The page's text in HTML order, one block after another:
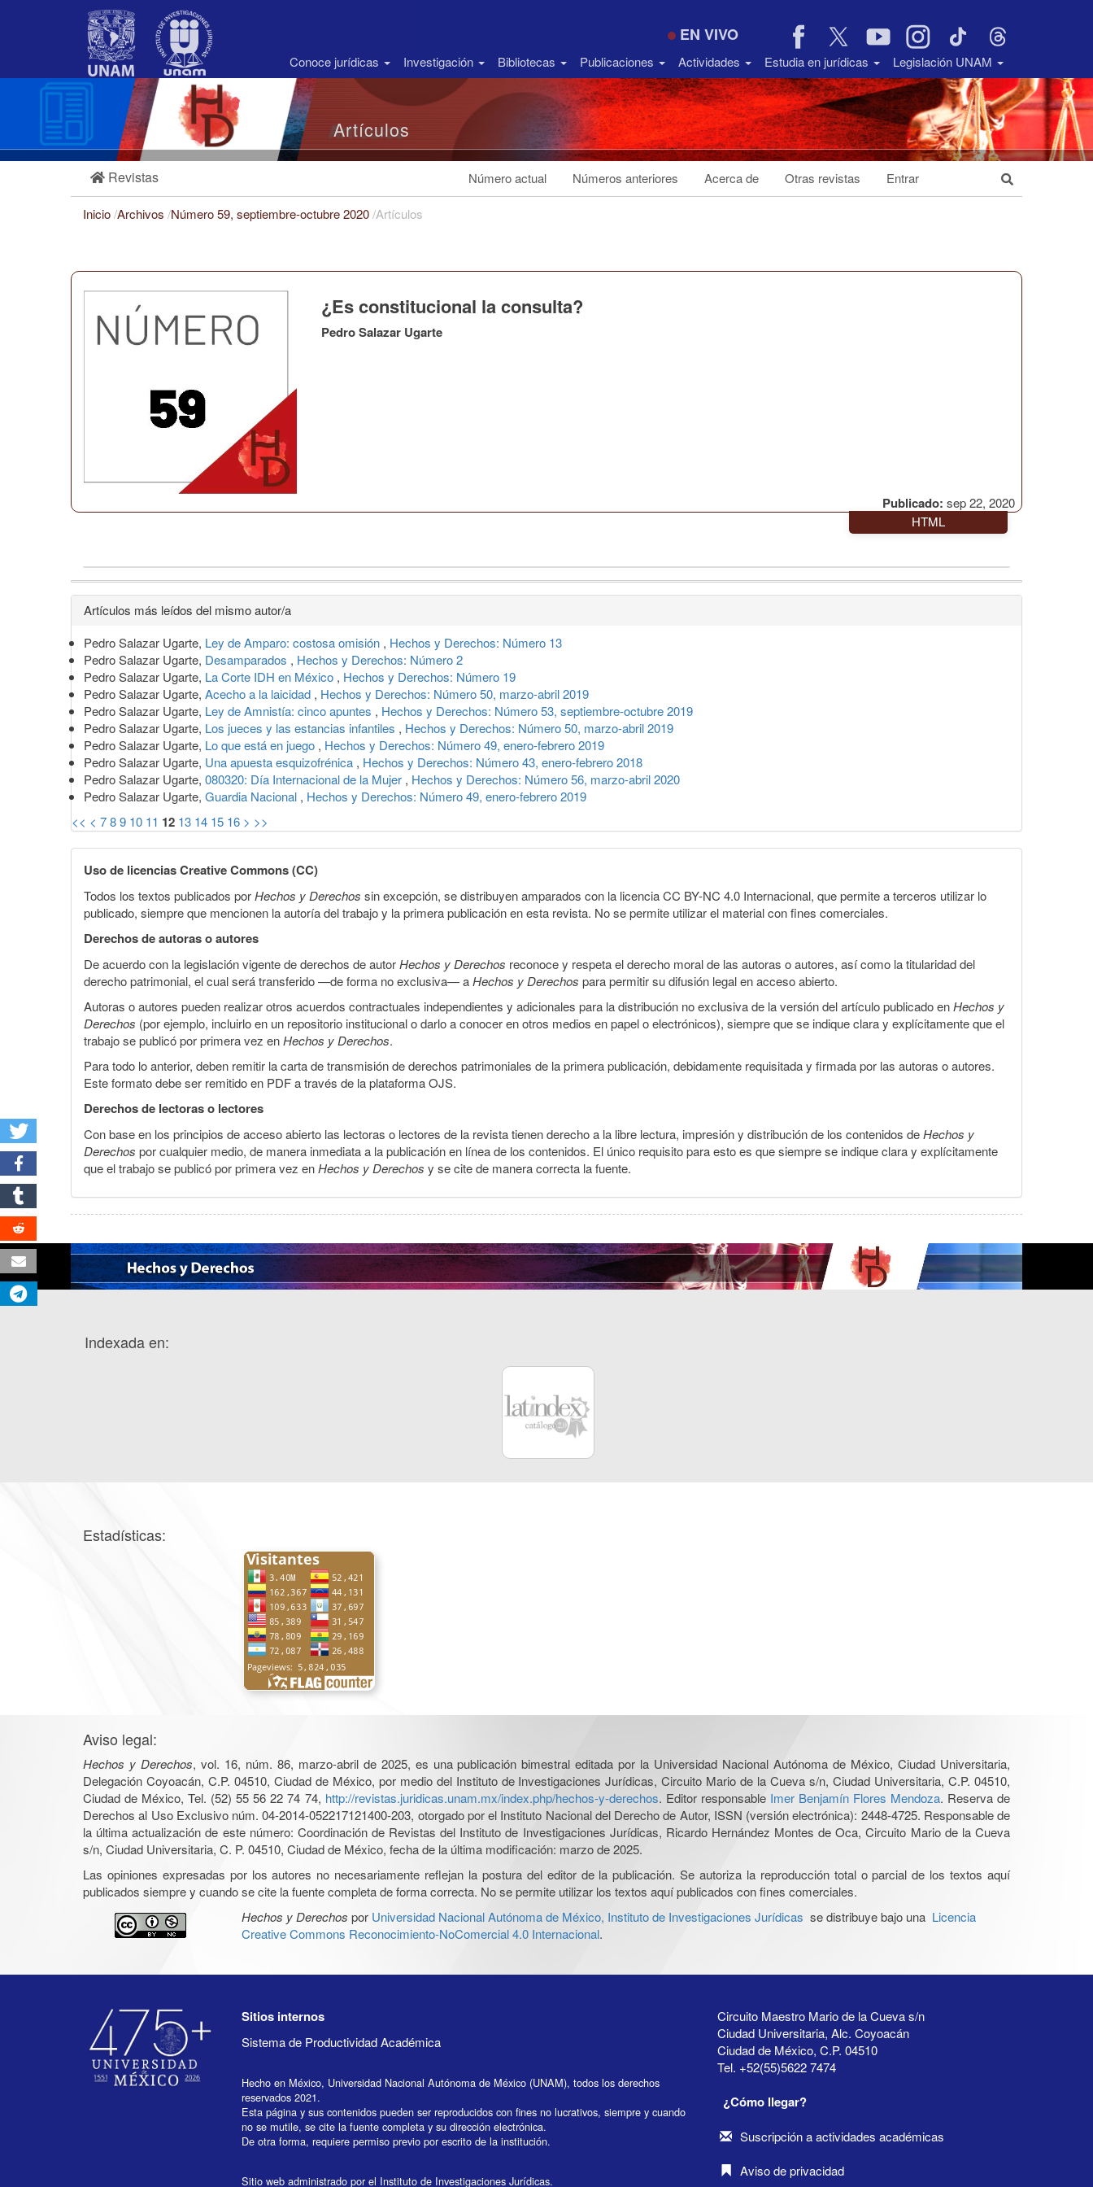
Barra
EN VIVO
Conoce jurídicas Investigación Bibliotecas Publicaciones Actividades Estudia en jurídicas Legislación UNAM
Artículos
Revistas Número actual Números anteriores Acerca de Otras revistas Entrar
Inicio/Archivos /Número 59, septiembre-octubre 2020/Artículos
Publicado: sep 22, 2020
¿Es constitucional la consulta?
Pedro Salazar Ugarte
HTML
Detalles
del
artículo
Artículos más leídos del mismo autor/a
Pedro Salazar Ugarte, Ley de Amparo: costosa omisión , Hechos y Derechos: Número 13
Pedro Salazar Ugarte, Desamparados , Hechos y Derechos: Número 2
Pedro Salazar Ugarte, La Corte IDH en México , Hechos y Derechos: Número 19
Pedro Salazar Ugarte, Acecho a la laicidad , Hechos y Derechos: Número 50, marzo-abril 2019
Pedro Salazar Ugarte, Ley de Amnistía: cinco apuntes , Hechos y Derechos: Número 53, septiembre-octubre 2019
Pedro Salazar Ugarte, Los jueces y las estancias infantiles , Hechos y Derechos: Número 50, marzo-abril 2019
Pedro Salazar Ugarte, Lo que está en juego , Hechos y Derechos: Número 49, enero-febrero 2019
Pedro Salazar Ugarte, Una apuesta esquizofrénica , Hechos y Derechos: Número 43, enero-febrero 2018
Pedro Salazar Ugarte, 080320: Día Internacional de la Mujer , Hechos y Derechos: Número 56, marzo-abril 2020
Pedro Salazar Ugarte, Guardia Nacional , Hechos y Derechos: Número 49, enero-febrero 2019
<< < 789 10 11 12 13 14 15 16 > >>
Uso de licencias Creative Commons (CC)
Todos los textos publicados porHechos y Derechos sin excepción, se distribuyen amparados con la licencia CC BY-NC 4.0 Internacional, que permite a terceros utilizar lo
publicado, siempre que mencionen la autoría del trabajo y la primera publicación en esta revista. No se permite utilizar el material con fines comerciales.
Derechos de autoras o autores
De acuerdo con la legislación vigente de derechos de autorHechos y Derechos reconoce y respeta el derecho moral de las autoras o autores, así como la titularidad del
derecho patrimonial, el cual será transferido —de forma no exclusiva— aHechos y Derechos para permitir su difusión legal en acceso abierto.
Autoras o autores pueden realizar otros acuerdos contractuales independientes y adicionales para la distribución no exclusiva de la versión del artículo publicado enHechos y
Derechos (por ejemplo, incluirlo en un repositorio institucional o darlo a conocer en otros medios en papel o electrónicos), siempre que se indique clara y explícitamente que el
trabajo se publicó por primera vez enHechos y Derechos.
Para todo lo anterior, deben remitir la carta de transmisión de derechos patrimoniales de la primera publicación, debidamente requisitada y firmada por las autoras o autores.
Este formato debe ser remitido en PDF a través de la plataforma OJS.
Derechos de lectoras o lectores
Con base en los principios de acceso abierto las lectoras o lectores de la revista tienen derecho a la libre lectura, impresión y distribución de los contenidos deHechos y
Derechos por cualquier medio, de manera inmediata a la publicación en línea de los contenidos. El único requisito para esto es que siempre se indique clara y explícitamente
que el trabajo se publicó por primera vez enHechos y Derechos y se cite de manera correcta la fuente.
Indexada en:
Estadísticas:
Aviso legal:
Hechos y Derechos, vol. 16, núm. 86, marzo-abril de 2025, es una publicación bimestral editada por la Universidad Nacional Autónoma de México, Ciudad Universitaria,
Delegación Coyoacán, C.P. 04510, Ciudad de México, por medio del Instituto de Investigaciones Jurídicas, Circuito Mario de la Cueva s/n, Ciudad Universitaria, C.P. 04510,
Ciudad de México, Tel. (52) 55 56 22 74 74, http://revistas.juridicas.unam.mx/index.php/hechos-y-derechos. Editor responsable Imer Benjamín Flores Mendoza. Reserva de
Derechos al Uso Exclusivo núm. 04-2014-052217121400-203, otorgado por el Instituto Nacional del Derecho de Autor, ISSN (versión electrónica): 2448-4725. Responsable de
la última actualización de este número: Coordinación de Revistas del Instituto de Investigaciones Jurídicas, Ricardo Hernández Montes de Oca, Circuito Mario de la Cueva
s/n, Ciudad Universitaria, C. P. 04510, Ciudad de México, fecha de la última modificación: marzo de 2025.
Las opiniones expresadas por los autores no necesariamente reflejan la postura del editor de la publicación. Se autoriza la reproducción total o parcial de los textos aquí
publicados siempre y cuando se cite la fuente completa de forma correcta. No se permite utilizar los textos aquí publicados con fines comerciales.
Hechos y Derechos por Universidad Nacional Autónoma de México, Instituto de Investigaciones Jurídicas se distribuye bajo una Licencia
Creative Commons Reconocimiento-NoComercial 4.0 Internacional.
Sitios internos
Sistema de Productividad Académica
Hecho en México, Universidad Nacional Autónoma de México (UNAM), todos los derechos
reservados 2021.
Esta página y sus contenidos pueden ser reproducidos con fines no lucrativos, siempre y cuando
no se mutile, se cite la fuente completa y su dirección electrónica.
De otra forma, requiere permiso previo por escrito de la institución.
Sitio web administrado por el Instituto de Investigaciones Jurídicas.
Circuito Maestro Mario de la Cueva s/n
Ciudad Universitaria, Alc. Coyoacán
Ciudad de México, C.P. 04510
Tel. +52(55)5622 7474
¿Cómo llegar?
Suscripción a actividades académicas
Aviso de privacidad